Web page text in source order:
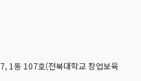
1동 107호(전북대학교 창업보육